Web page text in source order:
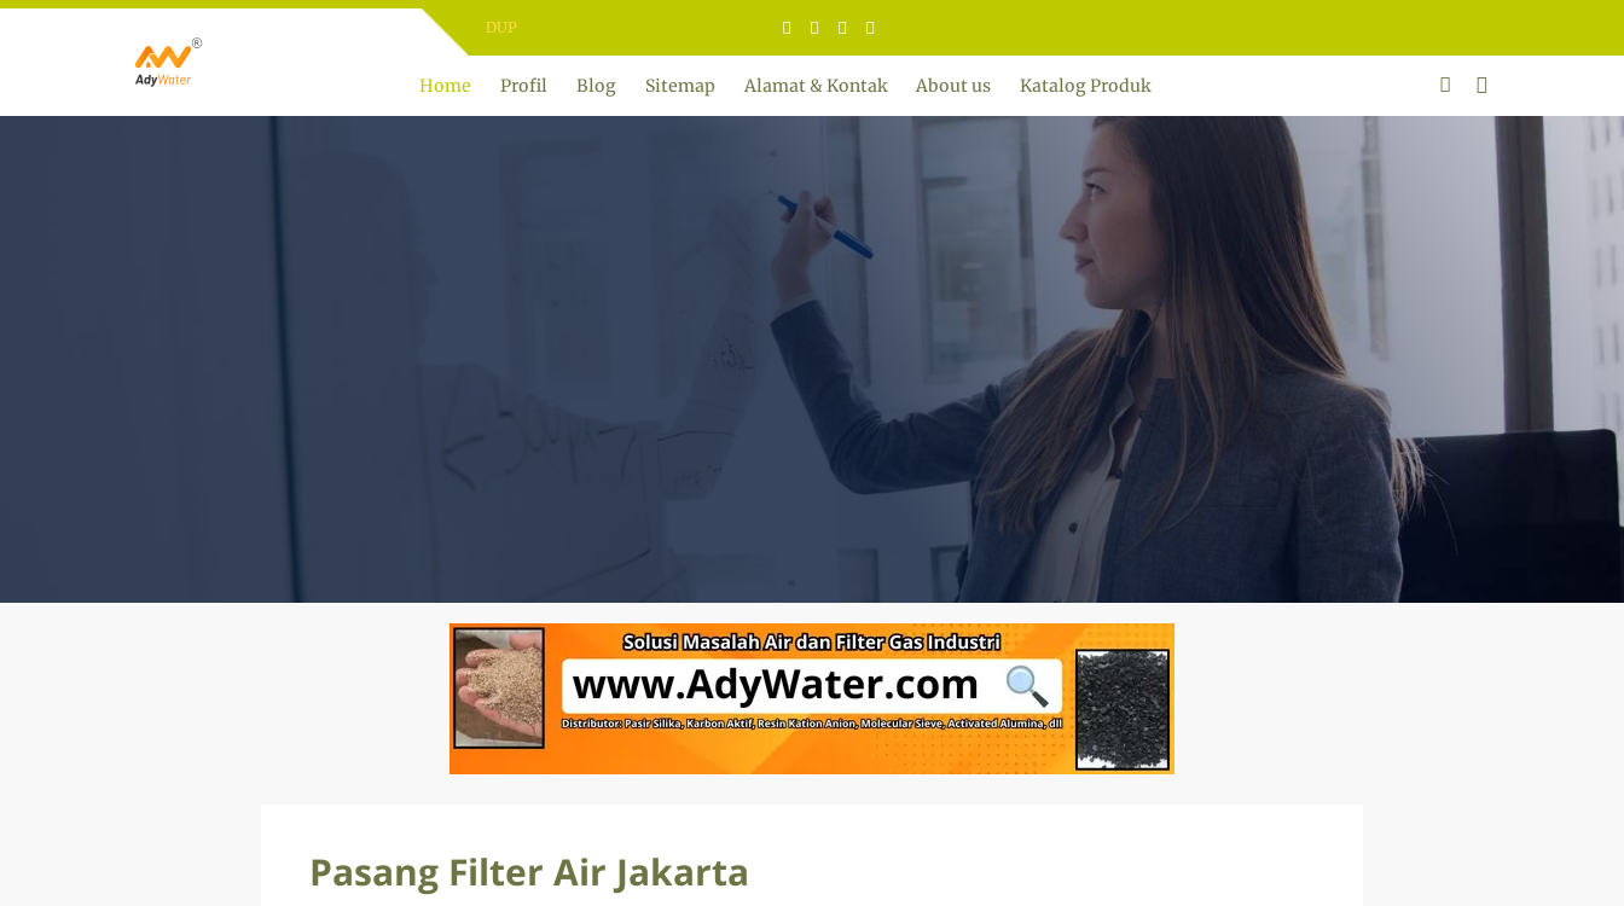
ADY WATER | JERNIHKAN HIDUP
Home Profil Blog Sitemap Alamat & Kontak About us Katalog Produk
Pasang Filter Air Jakarta